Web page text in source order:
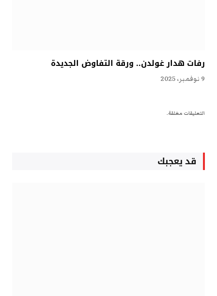
رفات هدار غولدن.. ورقة التفاوض الجديدة
9 نوفمبر، 2025
التعليقات مغلقة.
قد يعجبك